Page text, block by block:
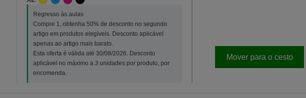
Regresso às aulas
Compre 1, obtenha 50% de desconto no segundo
artigo em produtos elegíveis. Desconto aplicável
apenas ao artigo mais barato.
Esta oferta é válida até 30/08/2026. Desconto
aplicável no máximo a 3 unidades por produto, por
encomenda.
Mover para o cesto